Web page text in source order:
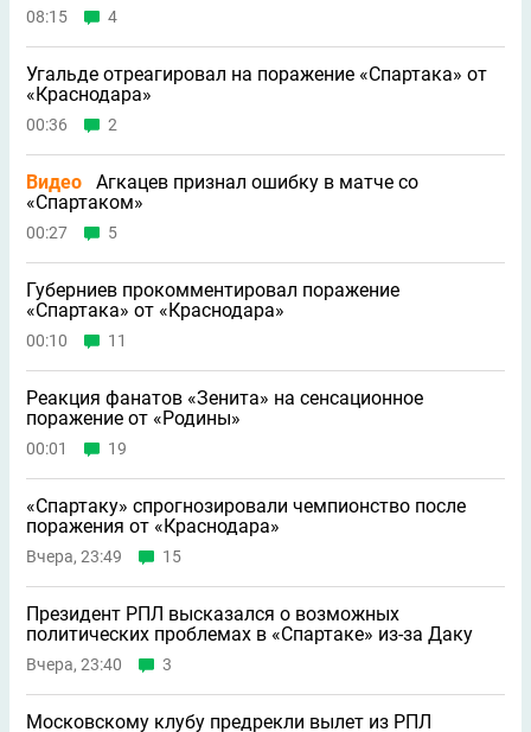
08:15 4
Угальде отреагировал на поражение «Спартака» от
«Краснодара»
00:36 2
Видео
Агкацев признал ошибку в матче со
«Спартаком»
00:27 5
Губерниев прокомментировал поражение
«Спартака» от «Краснодара»
00:10 11
Реакция фанатов «Зенита» на сенсационное
поражение от «Родины»
00:01 19
«Спартаку» спрогнозировали чемпионство после
поражения от «Краснодара»
Вчера, 23:49 15
Президент РПЛ высказался о возможных
политических проблемах в «Спартаке» из-за Даку
Вчера, 23:40 3
Московскому клубу предрекли вылет из РПЛ